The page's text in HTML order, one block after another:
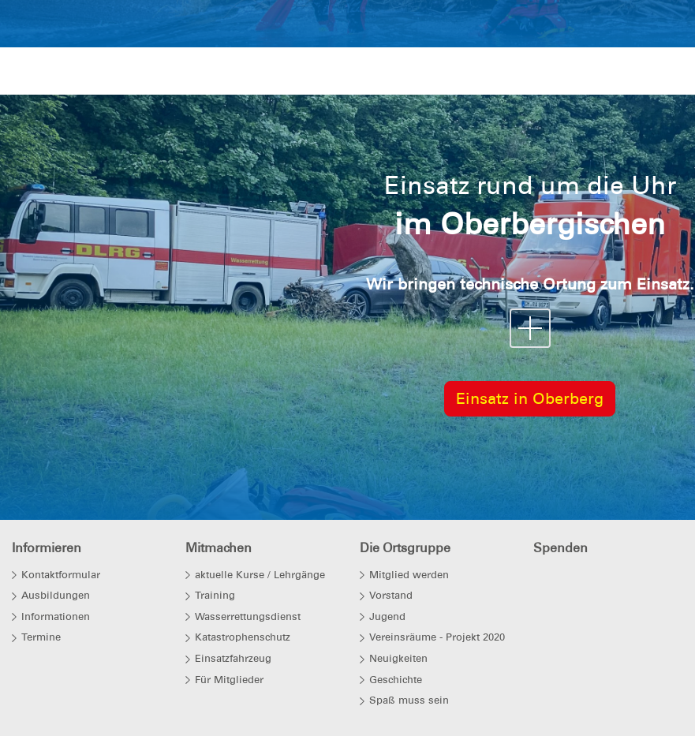
Einsatz rund um die Uhr
im Oberbergischen
Wir bringen technische Ortung zum Einsatz.
Einsatz in Oberberg
Informieren
Kontaktformular
Ausbildungen
Informationen
Termine
Mitmachen
aktuelle Kurse / Lehrgänge
Training
Wasserrettungsdienst
Katastrophenschutz
Einsatzfahrzeug
Für Mitglieder
Die Ortsgruppe
Mitglied werden
Vorstand
Jugend
Vereinsräume - Projekt 2020
Neuigkeiten
Geschichte
Spaß muss sein
Spenden